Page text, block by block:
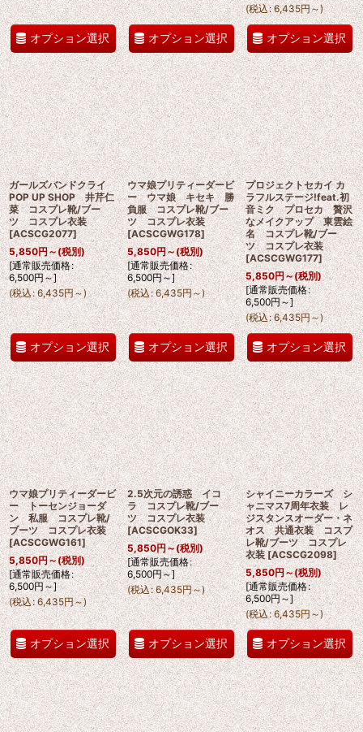
オプション選択 オプション選択
(税込: 6,435円～)
オプション選択
ガールズバンドクライ
POP UP SHOP 井芹仁
菜 コスプレ靴/ブー
ツ コスプレ衣装
[ACSCG2077]
5,850円～(税別)
[通常販売価格:
6,500円～]
(税込: 6,435円～)
オプション選択
ウマ娘プリティーダービ
ー ウマ娘 キセキ 勝
負服 コスプレ靴/ブー
ツ コスプレ衣装
[ACSCGWG178]
5,850円～(税別)
[通常販売価格:
6,500円～]
(税込: 6,435円～)
オプション選択
プロジェクトセカイ カ
ラフルステージ!feat.初
音ミク プロセカ 贅沢
なメイクアップ 東雲絵
名 コスプレ靴/ブー
ツ コスプレ衣装
[ACSCGWG177]
5,850円～(税別)
[通常販売価格:
6,500円～]
(税込 : 6,435円～)
オプション選択
ウマ娘プリティーダービ
ー トーセンジョーダ
ン 私服 コスプレ靴/
ブーツ コスプレ衣装
[ACSCGWG161]
5,850円～ (税別)
[通常販売価格:
6,500円～]
(税込: 6,435円～)
オプション選択
2.5次元の誘惑 イコ
ラ コスプレ靴/ブー
ツ コスプレ衣装
[ACSCGOK33]
5,850円～(税別)
[通常販売価格:
6,500円～]
(税込: 6,435円～)
オプション選択
シャイニーカラーズ シ
ャニマス7周年衣装 レ
ジスタンスオーダー・ネ
オス 共通衣装 コスプ
レ靴/ブーツ コスプレ
衣装 [ACSCG2098]
5,850円～(税別)
[通常販売価格:
6,500円～]
(税込: 6,435円～)
オプション選択